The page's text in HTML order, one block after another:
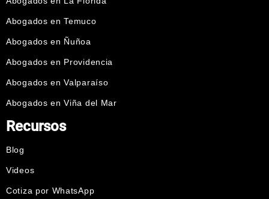
Abogados en Temuco
Abogados en Ñuñoa
Abogados en Providencia
Abogados en Valparaíso
Abogados en Viña del Mar
Recursos
Blog
Videos
Cotiza por WhatsApp